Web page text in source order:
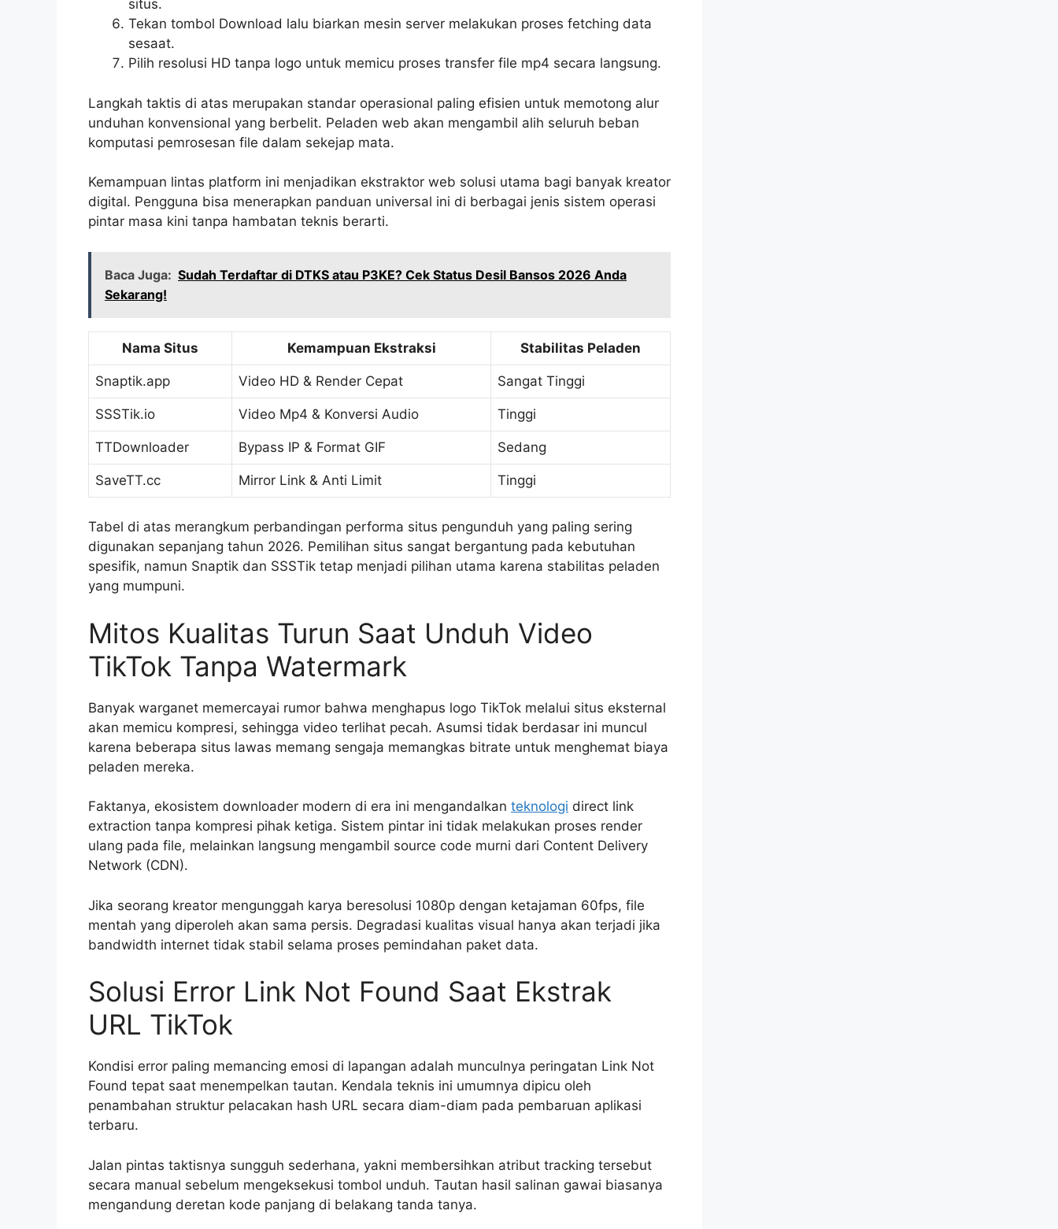
situs.
Tekan tombol Download lalu biarkan mesin server melakukan proses fetching data
sesaat.
Pilih resolusi HD tanpa logo untuk memicu proses transfer file mp4 secara langsung.
Langkah taktis di atas merupakan standar operasional paling efisien untuk memotong alur
unduhan konvensional yang berbelit. Peladen web akan mengambil alih seluruh beban
komputasi pemrosesan file dalam sekejap mata.
Kemampuan lintas platform ini menjadikan ekstraktor web solusi utama bagi banyak kreator
digital. Pengguna bisa menerapkan panduan universal ini di berbagai jenis sistem operasi
pintar masa kini tanpa hambatan teknis berarti.
Baca Juga: Sudah Terdaftar di DTKS atau P3KE? Cek Status Desil Bansos 2026 Anda
Sekarang!
Nama Situs Kemampuan Ekstraksi Stabilitas Peladen
Snaptik.app Video HD & Render Cepat Sangat Tinggi
SSSTik.io Video Mp4 & Konversi Audio Tinggi
TTDownloader Bypass IP & Format GIF Sedang
SaveTT.cc Mirror Link & Anti Limit Tinggi
Tabel di atas merangkum perbandingan performa situs pengunduh yang paling sering
digunakan sepanjang tahun 2026. Pemilihan situs sangat bergantung pada kebutuhan
spesifik, namun Snaptik dan SSSTik tetap menjadi pilihan utama karena stabilitas peladen
yang mumpuni.
Mitos Kualitas Turun Saat Unduh Video
TikTok Tanpa Watermark
Banyak warganet memercayai rumor bahwa menghapus logo TikTok melalui situs eksternal
akan memicu kompresi, sehingga video terlihat pecah. Asumsi tidak berdasar ini muncul
karena beberapa situs lawas memang sengaja memangkas bitrate untuk menghemat biaya
peladen mereka.
Faktanya, ekosistem downloader modern di era ini mengandalkan teknologi direct link
extraction tanpa kompresi pihak ketiga. Sistem pintar ini tidak melakukan proses render
ulang pada file, melainkan langsung mengambil source code murni dari Content Delivery
Network (CDN).
Jika seorang kreator mengunggah karya beresolusi 1080p dengan ketajaman 60fps, file
mentah yang diperoleh akan sama persis. Degradasi kualitas visual hanya akan terjadi jika
bandwidth internet tidak stabil selama proses pemindahan paket data.
Solusi Error Link Not Found Saat Ekstrak
URL TikTok
Kondisi error paling memancing emosi di lapangan adalah munculnya peringatan Link Not
Found tepat saat menempelkan tautan. Kendala teknis ini umumnya dipicu oleh
penambahan struktur pelacakan hash URL secara diam-diam pada pembaruan aplikasi
terbaru.
Jalan pintas taktisnya sungguh sederhana, yakni membersihkan atribut tracking tersebut
secara manual sebelum mengeksekusi tombol unduh. Tautan hasil salinan gawai biasanya
mengandung deretan kode panjang di belakang tanda tanya.